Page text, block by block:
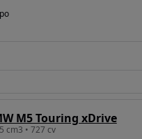
M5 Touring xDrive
cm3 • 727 cv